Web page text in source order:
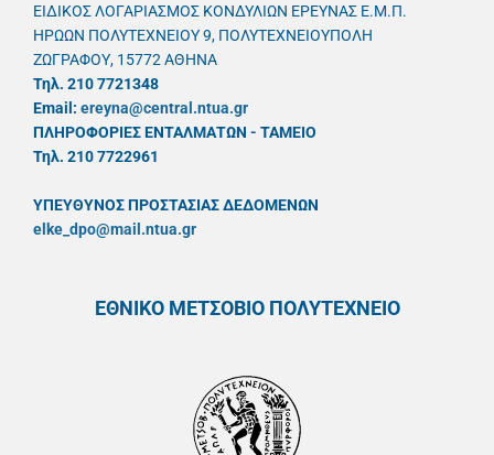
ΕΙΔΙΚΟΣ ΛΟΓΑΡΙΑΣΜΟΣ ΚΟΝΔΥΛΙΩΝ ΕΡΕΥΝΑΣ Ε.Μ.Π.
ΗΡΩΩΝ ΠΟΛΥΤΕΧΝΕΙΟΥ 9, ΠΟΛΥΤΕΧΝΕΙΟΥΠΟΛΗ
ΖΩΓΡΑΦΟΥ, 15772 ΑΘΗΝΑ
Τηλ. 210 7721348
Email: ereyna@central.ntua.gr
ΠΛΗΡΟΦΟΡΙΕΣ ΕΝΤΑΛΜΑΤΩΝ - ΤΑΜΕΙΟ
Τηλ. 210 7722961
ΥΠΕΥΘYΝΟΣ ΠΡΟΣΤΑΣΙΑΣ ΔΕΔΟΜΕΝΩΝ
elke_dpo@mail.ntua.gr
ΕΘΝΙΚΟ ΜΕΤΣΟΒΙΟ ΠΟΛΥΤΕΧΝΕΙΟ